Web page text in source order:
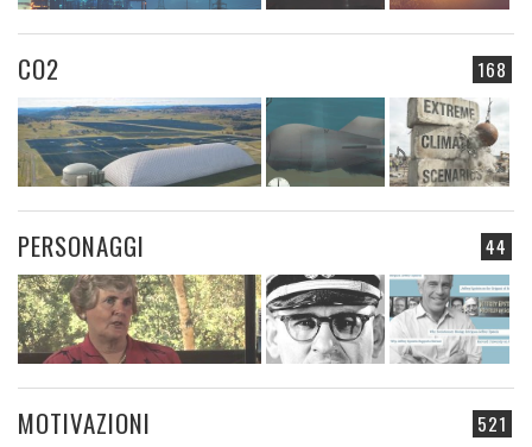
168
CO2
44
PERSONAGGI
521
MOTIVAZIONI